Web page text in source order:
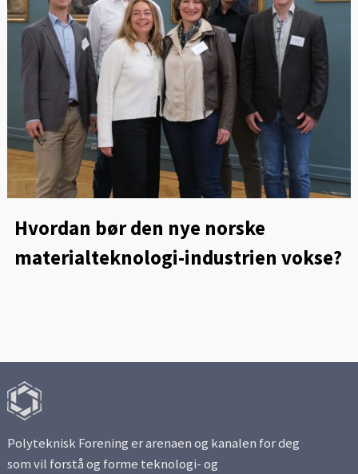
Hvordan bør den nye norske
materialteknologi-industrien vokse?
Polyteknisk Forening er arenaen og kanalen for deg
som vil forstå og forme teknologi- og